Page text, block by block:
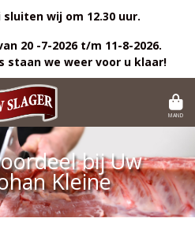
wij om 12.30 uur.
20 -7-2026 t/m 11-8-2026.
staan we weer voor u klaar!
MAND
bij Uw
Kleine